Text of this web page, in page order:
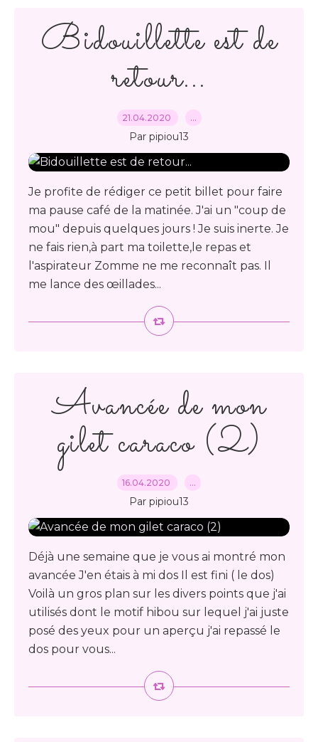
Bidouillette est de
retour...
21.04.2020 …
Par pipiou13
Je profite de rédiger ce petit billet pour faire
ma pause café de la matinée. J'ai un "coup de
mou" depuis quelques jours ! Je suis inerte. Je
ne fais rien,à part ma toilette,le repas et
l'aspirateur Zomme ne me reconnaît pas. Il
me lance des œillades...
Avancée de mon
gilet caraco (2)
16.04.2020 …
Par pipiou13
Déjà une semaine que je vous ai montré mon
avancée J'en étais à mi dos Il est fini ( le dos)
Voilà un gros plan sur les divers points que j'ai
utilisés dont le motif hibou sur lequel j'ai juste
posé des yeux pour un aperçu j'ai repassé le
dos pour vous...